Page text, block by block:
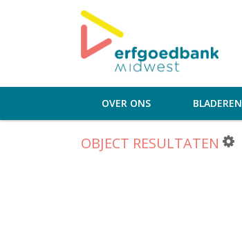
OVER ONS BLADEREN
OBJECT RESULTATEN